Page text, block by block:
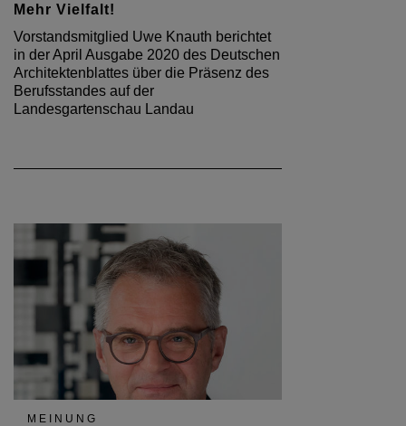
Mehr Vielfalt!
Vorstandsmitglied Uwe Knauth berichtet
in der April Ausgabe 2020 des Deutschen
Architektenblattes über die Präsenz des
Berufsstandes auf der
Landesgartenschau Landau
MEINUNG